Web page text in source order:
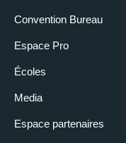
Convention Bureau
Espace Pro
Écoles
Media
Espace partenaires